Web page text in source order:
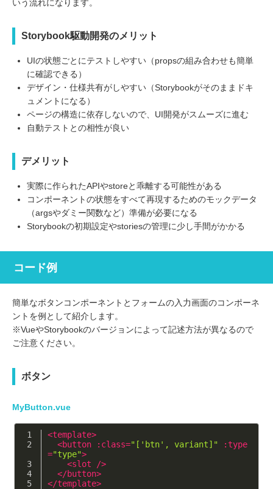
いう流れになります。
Storybook駆動開発のメリット
UIの状態ごとにテストしやすい（propsの組み合わせも簡単
に確認できる）
デザイン・仕様共有がしやすい（Storybookがそのままドキ
ュメントになる）
ページの構造に依存しないので、UI開発がスムーズに進む
自動テストとの相性が良い
デメリット
実際に作られたAPIやstoreと乖離する可能性がある
コンポーネントの状態をすべて再現するためのモックデータ
（argsやダミー関数など）準備が必要になる
Storybookの初期設定やstoriesの管理に少し手間がかかる
コード例
簡単なボタンコンポーネントとフォームの入力画面のコンポーネ
ントを例として紹介します。
※VueやStorybookのバージョンによって記述方法が異なるので
ご注意ください。
ボタン
MyButton.vue
<template>
<button :class="['btn', variant]"
:type
="type">
<slot />
</button>
</template>